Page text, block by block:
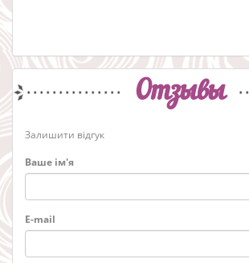
Отзывы
Залишити відгук
Ваше ім'я
E-mail